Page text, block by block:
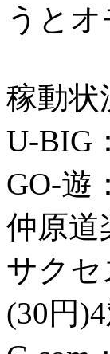
うとオ
稼動状
U-BIG
GO-遊
仲原道
サクセ
(30円